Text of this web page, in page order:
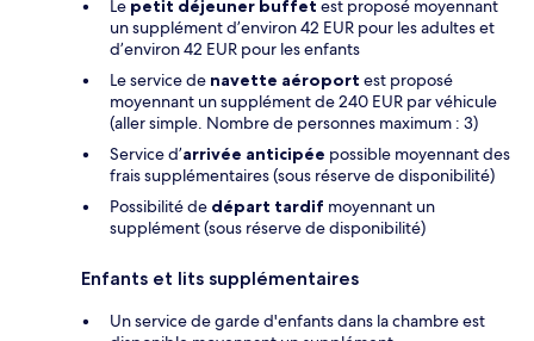
Le petit déjeuner buffet est proposé moyennant
un supplément d’environ 42 EUR pour les adultes et
d’environ 42 EUR pour les enfants
Le service de navette aéroport est proposé
moyennant un supplément de 240 EUR par véhicule
(aller simple. Nombre de personnes maximum : 3)
Service d’arrivée anticipée possible moyennant des
frais supplémentaires (sous réserve de disponibilité)
Possibilité de départ tardif moyennant un
supplément (sous réserve de disponibilité)
Enfants et lits supplémentaires
Un service de garde d'enfants dans la chambre est